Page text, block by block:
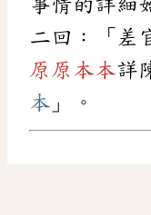
事情的詳細
二回：「差
原原本本詳
本 」。